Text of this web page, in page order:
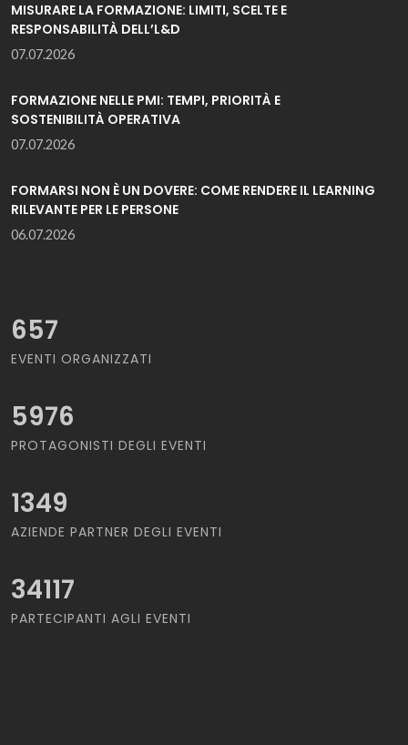
MISURARE LA FORMAZIONE: LIMITI, SCELTE E
RESPONSABILITÀ DELL’L&D
07.07.2026
FORMAZIONE NELLE PMI: TEMPI, PRIORITÀ E
SOSTENIBILITÀ OPERATIVA
07.07.2026
FORMARSI NON È UN DOVERE: COME RENDERE IL LEARNING
RILEVANTE PER LE PERSONE
06.07.2026
657
EVENTI ORGANIZZATI
5976
PROTAGONISTI DEGLI EVENTI
1349
AZIENDE PARTNER DEGLI EVENTI
34117
PARTECIPANTI AGLI EVENTI